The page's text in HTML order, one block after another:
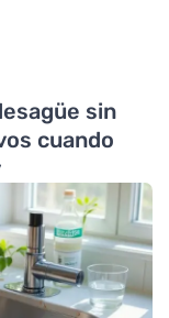
sin
cuando